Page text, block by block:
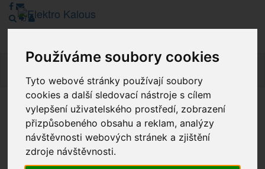
Používáme soubory cookies
Tyto webové stránky používají soubory
cookies a další sledovací nástroje s cílem
vylepšení uživatelského prostředí, zobrazení
přizpůsobeného obsahu a reklam, analýzy
návštěvnosti webových stránek a zjištění
zdroje návštěvnosti.
Vážení zákazníci, v tuto chvíli je Náš internetový obchod v
režimu Katalogu. Objednávky on-line nyní nelze vyřídit.
Děkujeme za pochopení.